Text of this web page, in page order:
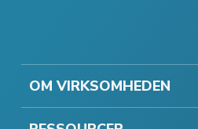
OM VIRKSOMHEDEN